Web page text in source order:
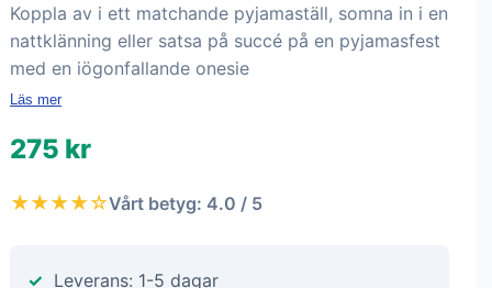
Koppla av i ett matchande pyjamaställ, somna in i en
nattklänning eller satsa på succé på en pyjamasfest
med en iögonfallande onesie
Läs mer
275 kr
★★★★☆Vårt betyg: 4.0 / 5
Leverans: 1-5 dagar